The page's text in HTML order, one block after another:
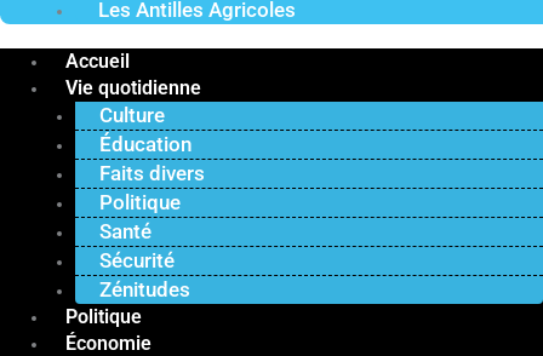
Les Antilles Agricoles
Accueil
Vie quotidienne
Culture
Éducation
Faits divers
Politique
Santé
Sécurité
Zénitudes
Politique
Économie